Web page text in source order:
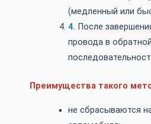
(медленный или
После
провода в обратной
Преимущества такого
не сбрасываются